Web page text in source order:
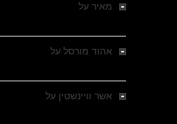
מאיר על
אהוד מורסל על
אשר וויינשטין על